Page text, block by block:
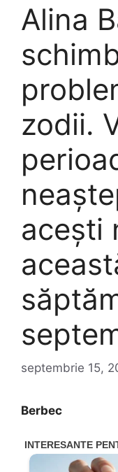
Alina
zodii.
acești
septembrie 15,
Berbec